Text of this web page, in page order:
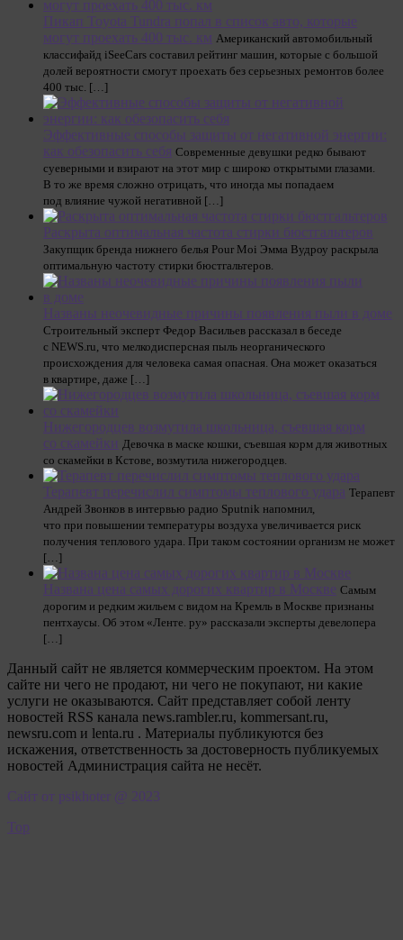
Пикап Toyota Tundra попал в список авто, которые
могут проехать 400 тыс. км Американский автомобильный
классифайд iSeeCars составил рейтинг машин, которые с большой
долей вероятности смогут проехать без серьезных ремонтов более
400 тыс. […]
Эффективные способы защиты от негативной энергии:
как обезопасить себя Современные девушки редко бывают
суеверными и взирают на этот мир с широко открытыми глазами.
В то же время сложно отрицать, что иногда мы попадаем
под влияние чужой негативной […]
Раскрыта оптимальная частота стирки бюстгальтеров
Закупщик бренда нижнего белья Pour Moi Эмма Вудроу раскрыла
оптимальную частоту стирки бюстгальтеров.
Названы неочевидные причины появления пыли в доме
Строительный эксперт Федор Васильев рассказал в беседе
с NEWS.ru, что мелкодисперсная пыль неорганического
происхождения для человека самая опасная. Она может оказаться
в квартире, даже […]
Нижегородцев возмутила школьница, съевшая корм
со скамейки Девочка в маске кошки, съевшая корм для животных
со скамейки в Кстове, возмутила нижегородцев.
Терапевт перечислил симптомы теплового удара Терапевт
Андрей Звонков в интервью радио Sputnik напомнил,
что при повышении температуры воздуха увеличивается риск
получения теплового удара. При таком состоянии организм не может
[…]
Названа цена самых дорогих квартир в Москве Самым
дорогим и редким жильем с видом на Кремль в Москве признаны
пентхаусы. Об этом «Ленте. ру» рассказали эксперты девелопера
[…]
Данный сайт не является коммерческим проектом. На этом
сайте ни чего не продают, ни чего не покупают, ни какие
услуги не оказываются. Сайт представляет собой ленту
новостей RSS канала news.rambler.ru, kommersant.ru,
newsru.com и lenta.ru . Материалы публикуются без
искажения, ответственность за достоверность публикуемых
новостей Администрация сайта не несёт.
Сайт от psikhoter @ 2023
Top